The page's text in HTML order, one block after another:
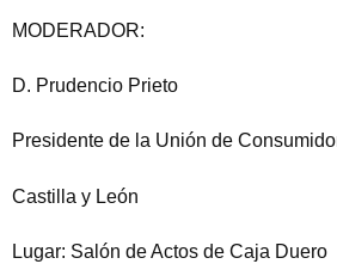
MODERADOR:
D. Prudencio Prieto
Presidente de la Unión de
Castilla y León
Lugar: Salón de Actos de Caja Duero